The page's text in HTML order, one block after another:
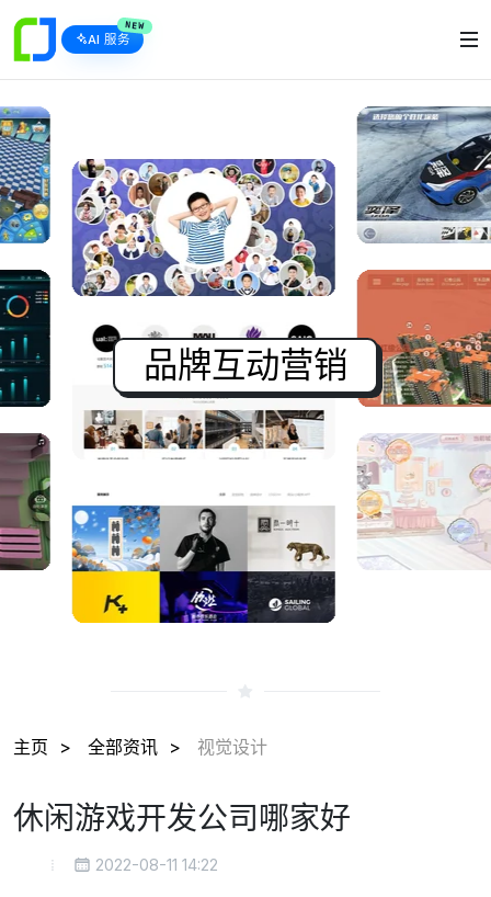
AI 服务
NEW
品牌互动营销
主页 全部资讯 视觉设计
休闲游戏开发公司哪家好
2022-08-11 14:22